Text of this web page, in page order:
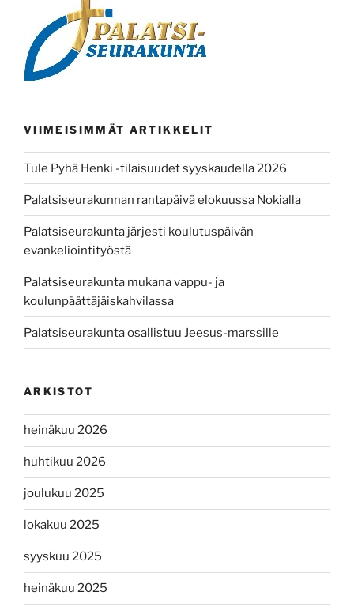
VIIMEISIMMÄT ARTIKKELIT
Tule Pyhä Henki -tilaisuudet syyskaudella 2026
Palatsiseurakunnan rantapäivä elokuussa Nokialla
Palatsiseurakunta järjesti koulutuspäivän
evankeliointityöstä
Palatsiseurakunta mukana vappu- ja
koulunpäättäjäiskahvilassa
Palatsiseurakunta osallistuu Jeesus-marssille
ARKISTOT
heinäkuu 2026
huhtikuu 2026
joulukuu 2025
lokakuu 2025
syyskuu 2025
heinäkuu 2025